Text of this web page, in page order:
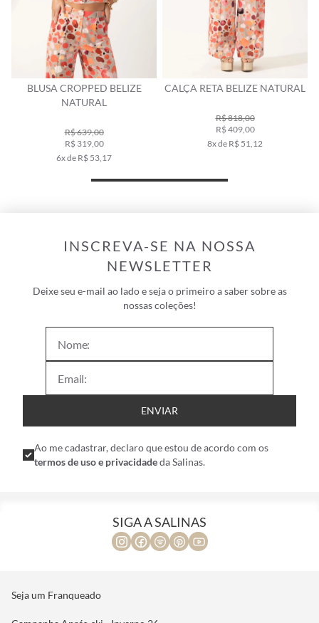
BLUSA CROPPED BELIZE
NATURAL
R$ 639,00
R$ 319,00
6x de R$ 53,17
CALÇA RETA BELIZE NATURAL
R$ 818,00
R$ 409,00
8x de R$ 51,12
INSCREVA-SE NA NOSSA
NEWSLETTER
Deixe seu e-mail ao lado e seja o primeiro a saber sobre as
nossas coleções!
ENVIAR
Ao me cadastrar, declaro que estou de acordo com os
termos de uso e privacidadeda Salinas.
SIGA A SALINAS
Seja um Franqueado